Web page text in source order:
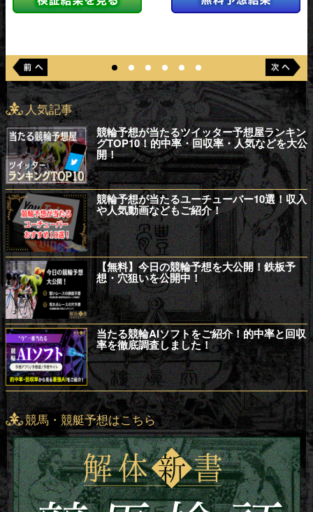
人気記事
競輪予想が当たるツイッター予想屋ランキン
グTOP10！的中率・回収率・人気などを大公
開！
競輪予想が当たるユーチューバー10選！収入
や人気動画などもご紹介！
【無料】今日の競輪予想を大公開！鉄板予
想・穴狙いを公開中！
当たる競輪AIソフトをご紹介！的中率と回収
率を徹底調査しました！
競馬・競艇予想はこちら